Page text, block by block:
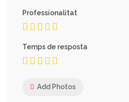
Professionalitat
Temps de resposta
Add Photos